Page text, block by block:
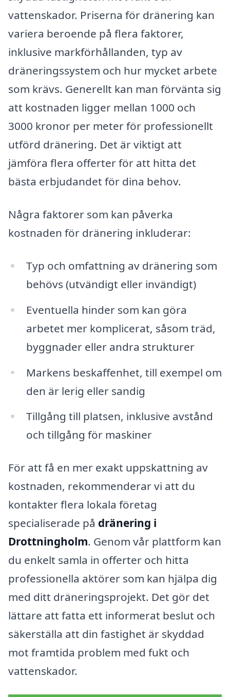
vattenskador. Priserna för dränering kan
variera beroende på flera faktorer,
inklusive markförhållanden, typ av
dräneringssystem och hur mycket arbete
som krävs. Generellt kan man förvänta sig
att kostnaden ligger mellan 1000 och
3000 kronor per meter för professionellt
utförd dränering. Det är viktigt att
jämföra flera offerter för att hitta det
bästa erbjudandet för dina behov.
Några faktorer som kan påverka
kostnaden för dränering inkluderar:
Typ och omfattning av dränering som
behövs (utvändigt eller invändigt)
Eventuella hinder som kan göra
arbetet mer komplicerat, såsom träd,
byggnader eller andra strukturer
Markens beskaffenhet, till exempel om
den är lerig eller sandig
Tillgång till platsen, inklusive avstånd
och tillgång för maskiner
För att få en mer exakt uppskattning av
kostnaden, rekommenderar vi att du
kontakter flera lokala företag
specialiserade på dränering i
Drottningholm. Genom vår plattform kan
du enkelt samla in offerter och hitta
professionella aktörer som kan hjälpa dig
med ditt dräneringsprojekt. Det gör det
lättare att fatta ett informerat beslut och
säkerställa att din fastighet är skyddad
mot framtida problem med fukt och
vattenskador.